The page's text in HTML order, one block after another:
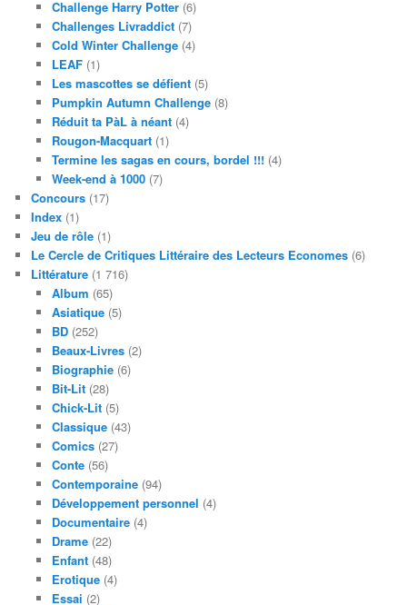
Challenge Harry Potter(6)
Challenges Livraddict(7)
Cold Winter Challenge(4)
LEAF(1)
Les mascottes se défient(5)
Pumpkin Autumn Challenge(8)
Réduit ta PàL à néant(4)
Rougon-Macquart(1)
Termine les sagas en cours, bordel !!!(4)
Week-end à 1000(7)
Concours (17)
Index (1)
Jeu de rôle (1)
Le Cercle de Critiques Littéraire des Lecteurs Economes (6)
Littérature (1 716)
Album (65)
Asiatique(5)
BD(252)
Beaux-Livres(2)
Biographie(6)
Bit-Lit(28)
Chick-Lit(5)
Classique(43)
Comics(27)
Conte(56)
Contemporaine(94)
Développement personnel (4)
Documentaire(4)
Drame(22)
Enfant(48)
Erotique(4)
Essai (2)